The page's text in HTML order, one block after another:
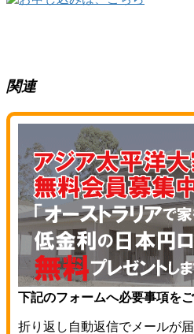
関連
下記のフォームへ必要事項をご
折り返し自動返信でメールが